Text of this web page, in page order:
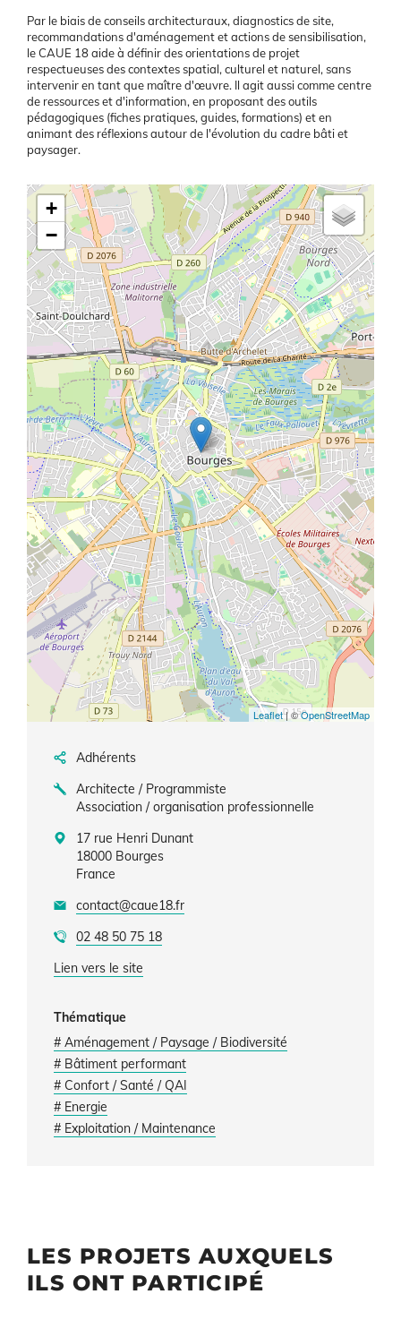
Par le biais de conseils architecturaux, diagnostics de site,
recommandations d'aménagement et actions de sensibilisation,
le CAUE 18 aide à définir des orientations de projet
respectueuses des contextes spatial, culturel et naturel, sans
intervenir en tant que maître d'œuvre. Il agit aussi comme centre
de ressources et d'information, en proposant des outils
pédagogiques (fiches pratiques, guides, formations) et en
animant des réflexions autour de l'évolution du cadre bâti et
paysager.
Latitude/Longitude
+
−
Leaflet| ©OpenStreetMap
Adhérents
Architecte / Programmiste
Association / organisation professionnelle
17 rue Henri Dunant
18000 Bourges
France
contact@caue18.fr
02 48 50 75 18
Lien vers le site
Thématique
# Aménagement / Paysage / Biodiversité
# Bâtiment performant
# Confort / Santé / QAI
# Energie
# Exploitation / Maintenance
LES PROJETS AUXQUELS
ILS ONT PARTICIPÉ